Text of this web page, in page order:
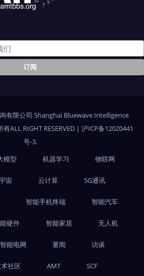
有限公司 Shanghai Bluewave Intelligence
ALL RIGHT RESERVED | 沪ICP备12020441
号-3.
模型 机器学习 物联网
宙 云计算 5G通讯
智能手机终端 智能汽车
硬件 智能家居 无人机
智能电网 要闻 访谈
社区 AMT SCF